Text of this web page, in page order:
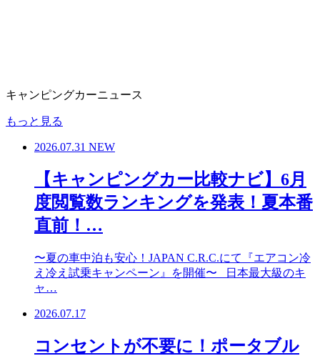
キャンピングカーニュース
もっと見る
2026.07.31 NEW
【キャンピングカー比較ナビ】6月
度閲覧数ランキングを発表！夏本番
直前！…
〜夏の車中泊も安心！JAPAN C.R.C.にて『エアコン冷
え冷え試乗キャンペーン』を開催〜 日本最大級のキ
ャ…
2026.07.17
コンセントが不要に！ポータブル